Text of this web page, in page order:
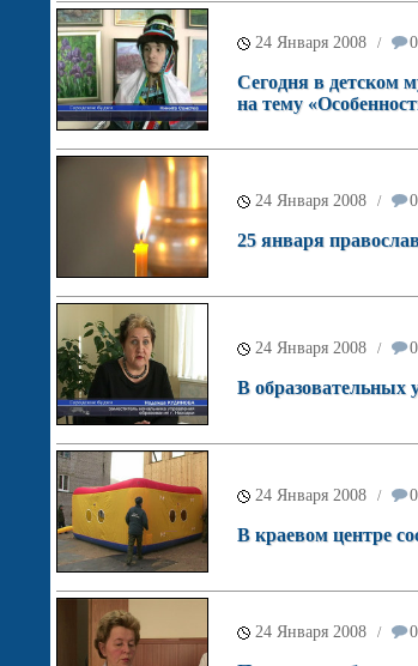
24 Января 2008 / 0
Сегодня в детском
на тему
24 Января 2008 / 0
25 января
24 Января 2008 / 0
В образовательных
24 Января 2008 / 0
В краевом центре
24 Января 2008 / 0